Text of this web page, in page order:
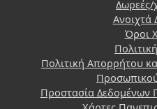
Δωρεές/
Ανοιχτά
Όροι
Πολιτική Απορρήτου
Προστασία